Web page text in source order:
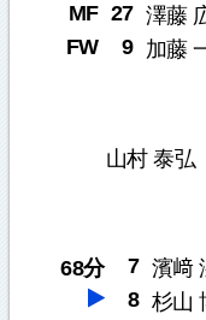
MF 27 澤藤
FW
9 加藤
山村 泰弘
68分 7 濱﨑
8 杉山